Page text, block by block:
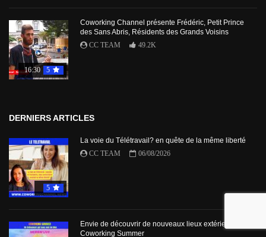
16:30 5
Coworking Channel présente Frédéric, Petit Prince
des Sans Abris, Résidents des Grands Voisins
CC TEAM
49.2K
DERNIERS ARTICLES
5
La voie du Télétravail? en quête de la même liberté
CC TEAM
06/08/2026
Envie de découvrir de nouveaux lieux extérieurs avec
Coworking Summer